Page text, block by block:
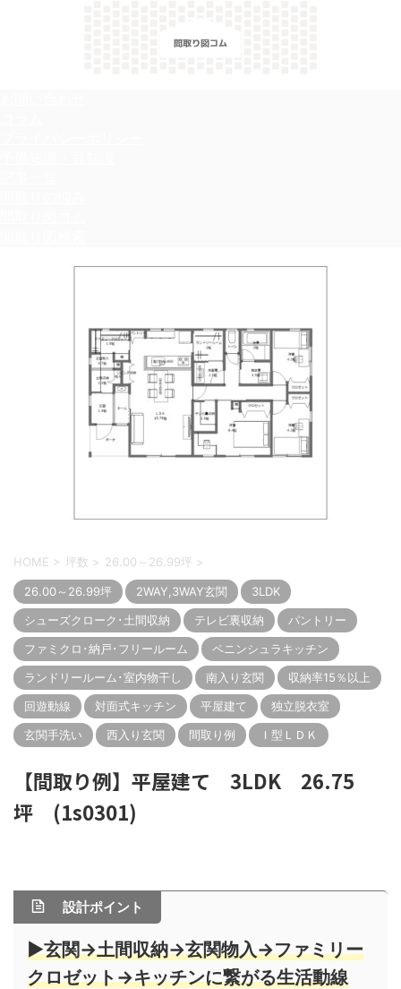
HOME > 坪数 > 26.00～26.99坪 >
26.00～26.99坪 2WAY,3WAY玄関
3LDK
シューズクローク･土間収納
テレビ裏収納
パントリー
ファミクロ･納戸･フリールーム
ペニンシュラキッチン
ランドリールーム･室内物干し
南入り玄関
収納率15％以上
回遊動線
対面式キッチン 平屋建て
独立脱衣室
玄関手洗い
西入り玄関 間取り例 Ｉ型ＬＤＫ
【間取り例】平屋建て 3LDK 26.75
坪 (1s0301)
設計ポイント
▶玄関→土間収納→玄関物入→ファミリー
クロゼット→キッチンに繋がる生活動線